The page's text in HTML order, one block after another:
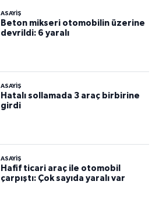
ASAYİŞ
Beton mikseri otomobilin üzerine
devrildi: 6 yaralı
ASAYİŞ
Hatalı sollamada 3 araç birbirine
girdi
ASAYİŞ
Hafif ticari araç ile otomobil
çarpıştı: Çok sayıda yaralı var